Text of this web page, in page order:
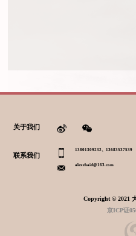
关于我们
联系我们
13801309232、13683537539
alexzhaid@163.com
Copyright © 2021
京ICP证